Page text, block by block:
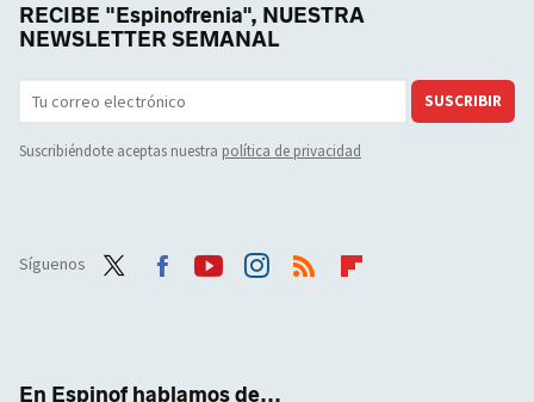
RECIBE "Espinofrenia", NUESTRA
NEWSLETTER SEMANAL
SUSCRIBIR
Suscribiéndote aceptas nuestra política de privacidad
Síguenos
En Espinof hablamos de...